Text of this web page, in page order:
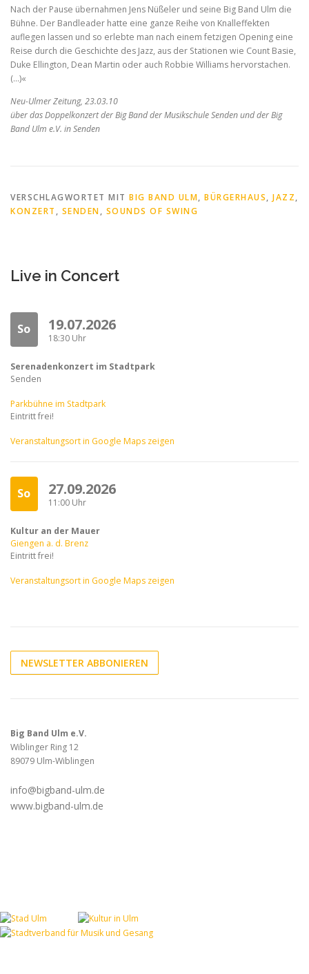
Nach der Pause übernahmen Jens Nüßeler und seine Big Band Ulm die
Bühne. Der Bandleader hatte eine ganze Reihe von Knalleffekten
auflegen lassen und so erlebte man nach einem fetzigen Opening eine
Reise durch die Geschichte des Jazz, aus der Stationen wie Count Basie,
Duke Ellington, Dean Martin oder auch Robbie Williams hervorstachen.
(…)«
Neu-Ulmer Zeitung, 23.03.10
über das Doppelkonzert der Big Band der Musikschule Senden und der Big
Band Ulm e.V. in Senden
VERSCHLAGWORTET MIT BIG BAND ULM, BÜRGERHAUS, JAZZ,
KONZERT , SENDEN, SOUNDS OF SWING
Live in Concert
So 19.07.2026
18:30 Uhr
Serenadenkonzert im Stadtpark
Senden
Parkbühne im Stadtpark
Eintritt frei!
Veranstaltungsort in Google Maps zeigen
So 27.09.2026
11:00 Uhr
Kultur an der Mauer
Giengen a. d. Brenz
Eintritt frei!
Veranstaltungsort in Google Maps zeigen
NEWSLETTER ABBONIEREN
Big Band Ulm e.V.
Wiblinger Ring 12
89079 Ulm-Wiblingen
info@bigband-ulm.de
www.bigband-ulm.de